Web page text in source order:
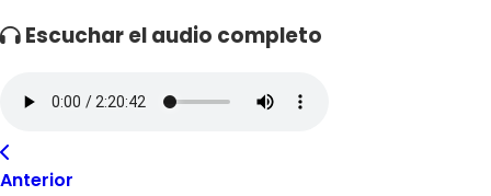
Escuchar el audio completo
Anterior